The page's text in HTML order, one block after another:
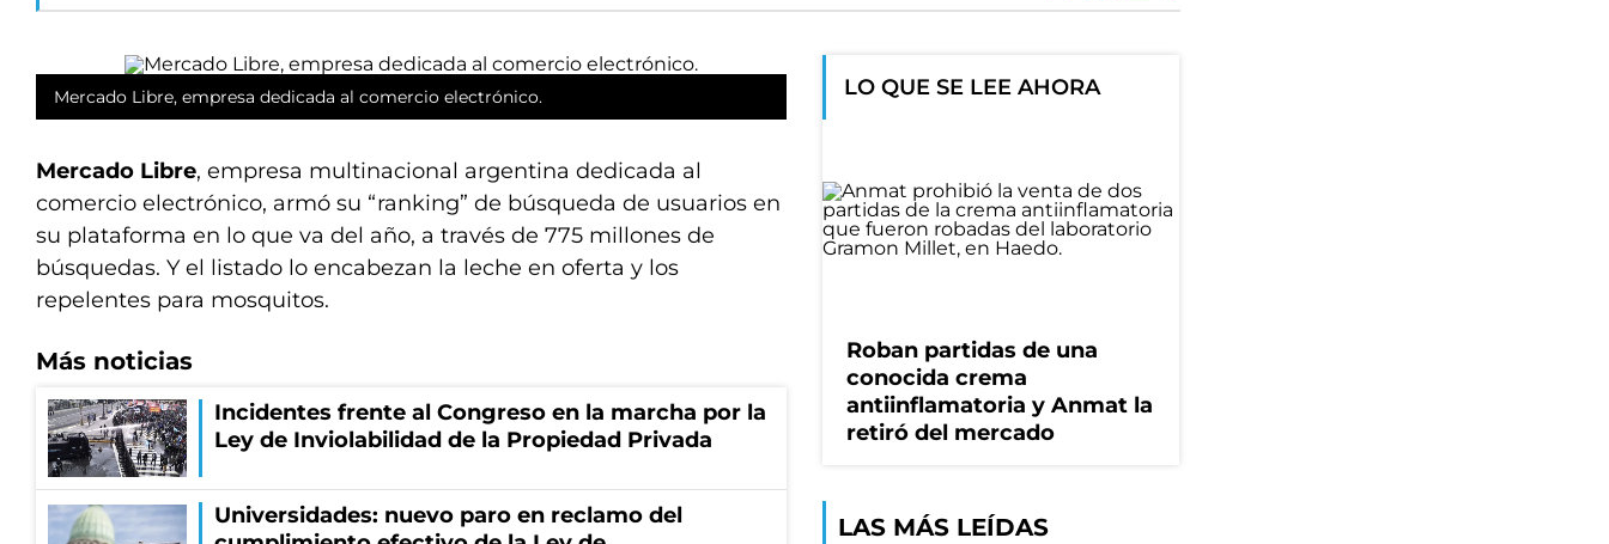
Mercado Libre, empresa dedicada al comercio electrónico.
Mercado Libre, empresa multinacional argentina dedicada al
comercio electrónico, armó su “ranking” de búsqueda de usuarios en
su plataforma en lo que va del año, a través de 775 millones de
búsquedas. Y el listado lo encabezan la leche en oferta y los
repelentes para mosquitos.
Más noticias
Incidentes frente al Congreso en la marcha por la
Ley de Inviolabilidad de la Propiedad Privada
Universidades: nuevo paro en reclamo del
LO QUE SE LEE AHORA
Roban partidas de una
conocida crema
antiinflamatoria y Anmat la
retiró del mercado
LAS MÁS LEÍDAS